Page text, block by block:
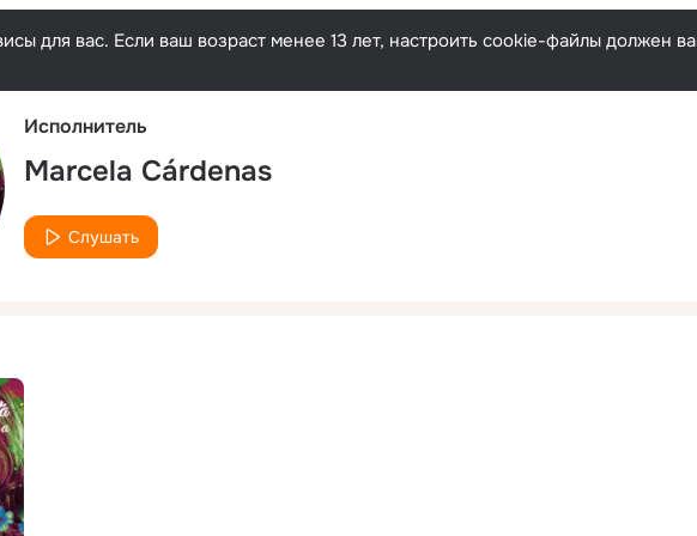
Русский
для вас. Если ваш возраст менее 13 лет, настроить cookie-файлы должен
Исполнитель
Marcela Cárdenas
Слушать